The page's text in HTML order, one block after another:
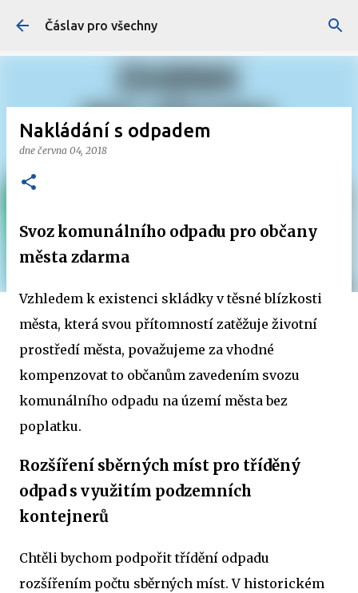
Přeskočit na hlavní obsah
Čáslav pro všechny
Nakládání s odpadem
dne června 04, 2018
Svoz komunálního odpadu pro občany
města zdarma
Vzhledem k existenci skládky v těsné blízkosti
města, která svou přítomností zatěžuje životní
prostředí města, považujeme za vhodné
kompenzovat to občanům zavedením svozu
komunálního odpadu na území města bez
poplatku.
Rozšíření sběrných míst pro tříděný
odpad s využitím podzemních
kontejnerů
Chtěli bychom podpořit třídění odpadu
rozšířením počtu sběrných míst. V historickém